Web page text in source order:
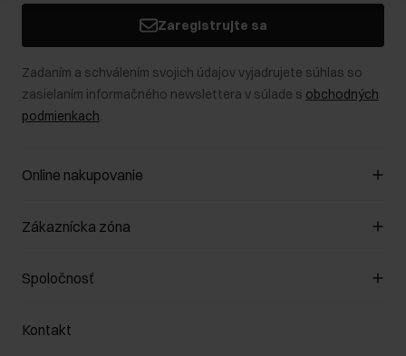
Zaregistrujte sa
Zadaním a schválením svojich údajov vyjadrujete súhlas so
zasielaním informačného newslettera v súlade s obchodných
podmienkach.
Online nakupovanie
Spravovať súbory cookie
Spôsob platby
Vrátenie
Zákaznícka zóna
Zákazníky klub
Pravidlá propagácie
Starostlivosť o kožu
Spoločnosť
O nás
Kontakt